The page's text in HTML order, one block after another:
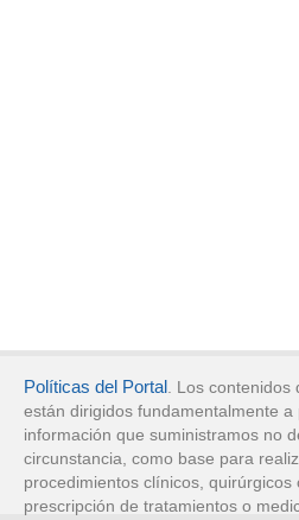
Políticas del Portal. Los contenidos
están dirigidos fundamentalmente
información que suministramos no
circunstancia, como base para
procedimientos clínicos,
prescripción de tratamientos o